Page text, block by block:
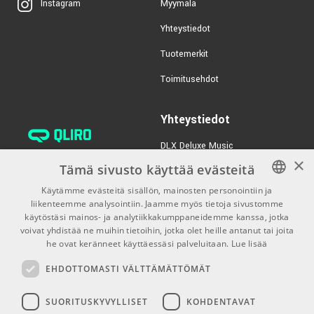
MOTU M2
Universal Audio Apollo
Twin X QUAD with UAD
Analog Classics Gen 2
TUOTENUMERO 1087238
Instagram
Myymälä
Yhteystiedot
Tuotemerkit
Toimitusehdot
Yhteystiedot
DLX Deluxe Music
verkkokaupan asiakaspalvelu:
tilaus@dlxmusic.fi
Puh: 0207 282240 (arkisin klo
13-17)
Puh: 0207 282250 (myymälä)
00580 Helsinki
Y-tunnus: 1983522-7
FINNISH
FINNISH
×
Tämä sivusto käyttää evästeitä
Käytämme evästeitä sisällön, mainosten personointiin ja
liikenteemme analysointiin. Jaamme myös tietoja sivustomme
käytöstäsi mainos- ja analytiikkakumppaneidemme kanssa, jotka
voivat yhdistää ne muihin tietoihin, jotka olet heille antanut tai joita
he ovat keränneet käyttäessäsi palveluitaan. Lue lisää
EHDOTTOMASTI VÄLTTÄMÄTTÖMÄT
SUORITUSKYVYLLISET KOHDENTAVAT